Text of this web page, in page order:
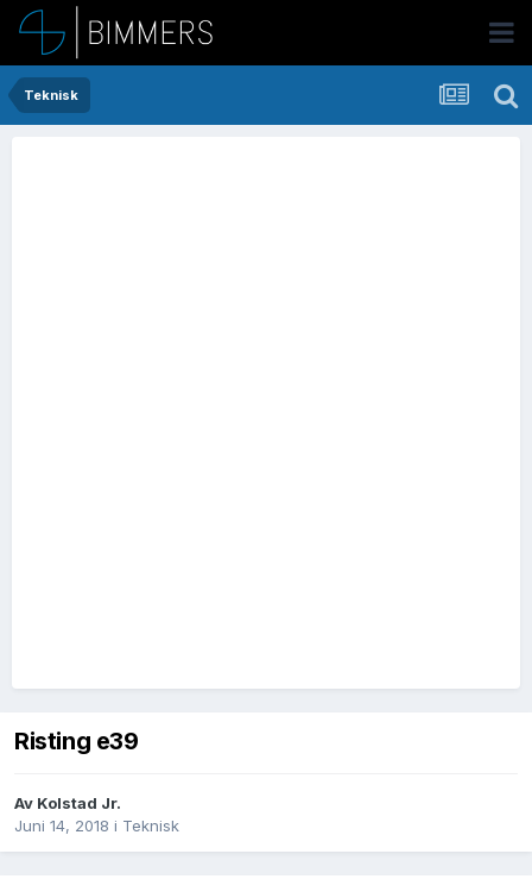
Teknisk
Risting e39
Av Kolstad Jr.
Juni 14, 2018 i Teknisk